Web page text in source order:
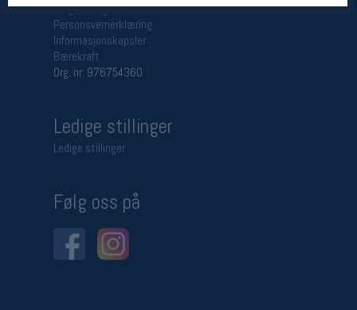
Salgsbetingelser
Personsvernerklæring
Informasjonskapsler
Bærekraft
Org. nr: 976754360
Ledige stillinger
Ledige stillinger
Følg oss på